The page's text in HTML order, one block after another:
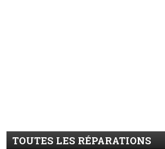
TOUTES LES RÉPARATIONS